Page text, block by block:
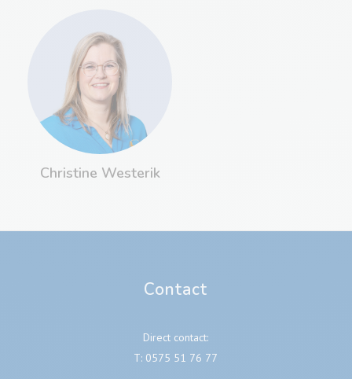
Christine Westerik
Contact
Direct contact:
T: 0575 51 76 77